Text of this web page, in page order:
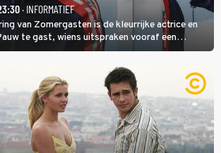
· INFORMATIEF
van Zomergasten is de kleurrijke actrice en
te gast, wiens uitspraken vooraf een
'Mijn ideale televisieavond is zoals mijn
absurd en vol angsten'.